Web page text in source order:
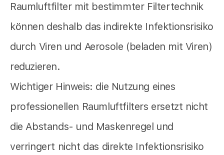
Raumluftfilter mit bestimmter Filtertechnik
können deshalb das indirekte Infektionsrisiko
durch Viren und Aerosole (beladen mit Viren)
reduzieren.
Wichtiger Hinweis: die Nutzung eines
professionellen Raumluftfilters ersetzt nicht
die Abstands- und Maskenregel und
verringert nicht das direkte Infektionsrisiko